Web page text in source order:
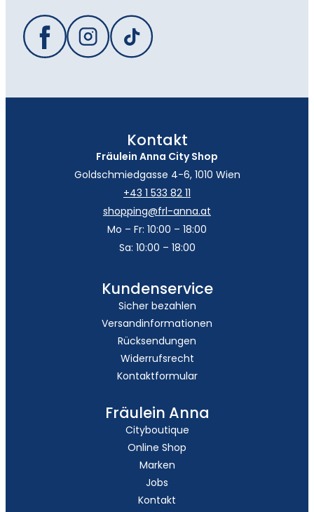
Kontakt
Fräulein Anna City Shop
Goldschmiedgasse 4-6, 1010 Wien
+43 1 533 82 11
shopping@frl-anna.at
Mo – Fr: 10:00 – 18:00
Sa: 10:00 – 18:00
Kundenservice
Sicher bezahlen
Versandinformationen
Rücksendungen
Widerrufsrecht
Kontaktformular
Fräulein Anna
Cityboutique
Online Shop
Marken
Jobs
Kontakt